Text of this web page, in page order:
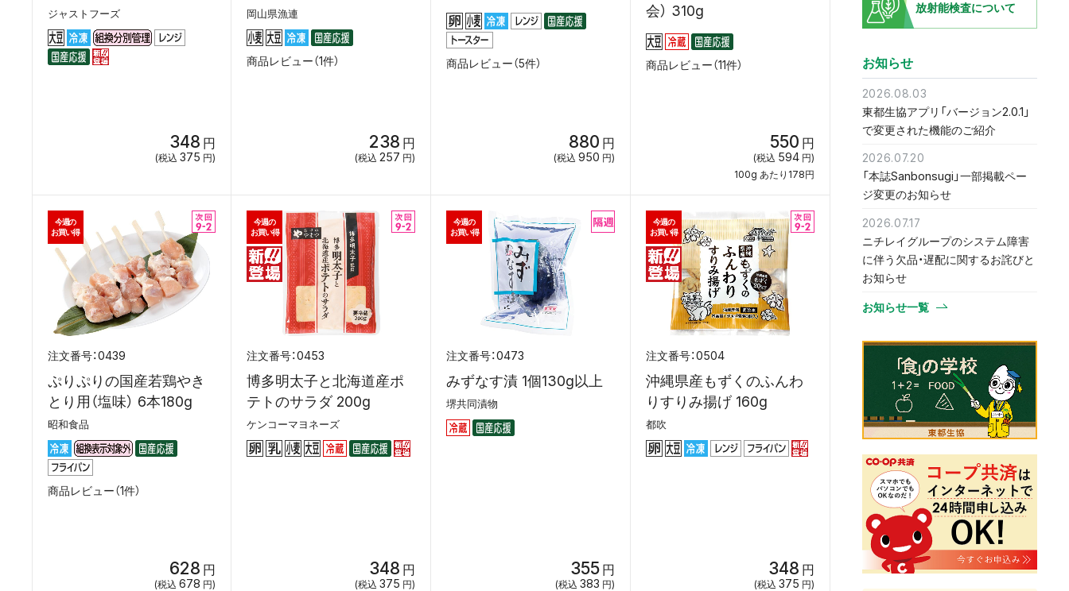
ジャストフーズ
348 円
(税込 375 円)
岡山県漁連
商品レビュー（1件）
238 円
(税込 257 円)
商品レビュー（5件）
880 円
(税込 950 円)
会） 310g
商品レビュー（11件）
550 円
(税込 594 円)
100g あたり178円
0439
ぷりぷりの国産若鶏やき
とり用（塩味） 6本180g
昭和食品
今週の
お買い得
商品レビュー（1件）
628 円
(税込 678 円)
0453
博多明太子と北海道産ポ
テトのサラダ 200g
ケンコーマヨネーズ
今週の
お買い得
348 円
(税込 375 円)
0473
みずなす漬 1個130g以上
堺共同漬物
今週の
お買い得
355 円
(税込 383 円)
0504
沖縄県産もずくのふんわ
りすりみ揚げ 160g
都吹
今週の
お買い得
348 円
(税込 375 円)
放射能検査について
お知らせ
2026.08.03
東都生協アプリ「バージョン2.0.1」
で変更された機能のご紹介
2026.07.20
「本誌Sanbonsugi」一部掲載ペー
ジ変更のお知らせ
2026.07.17
ニチレイグループのシステム障害
に伴う欠品・遅配に関するお詫びと
お知らせ
お知らせ一覧